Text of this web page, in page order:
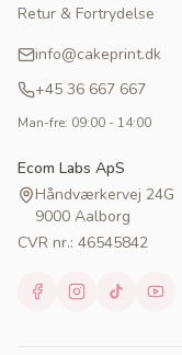
Retur & Fortrydelse
info@cakeprint.dk
+45 36 667 667
Man-fre: 09:00 - 14:00
Ecom Labs ApS
Håndværkervej 24G
9000 Aalborg
CVR nr.: 46545842